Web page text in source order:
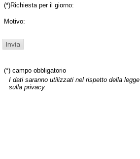
(*)Richiesta per il giorno:
Motivo:
(*) campo obbligatorio
I dati saranno utilizzati nel rispetto della legge
sulla privacy.